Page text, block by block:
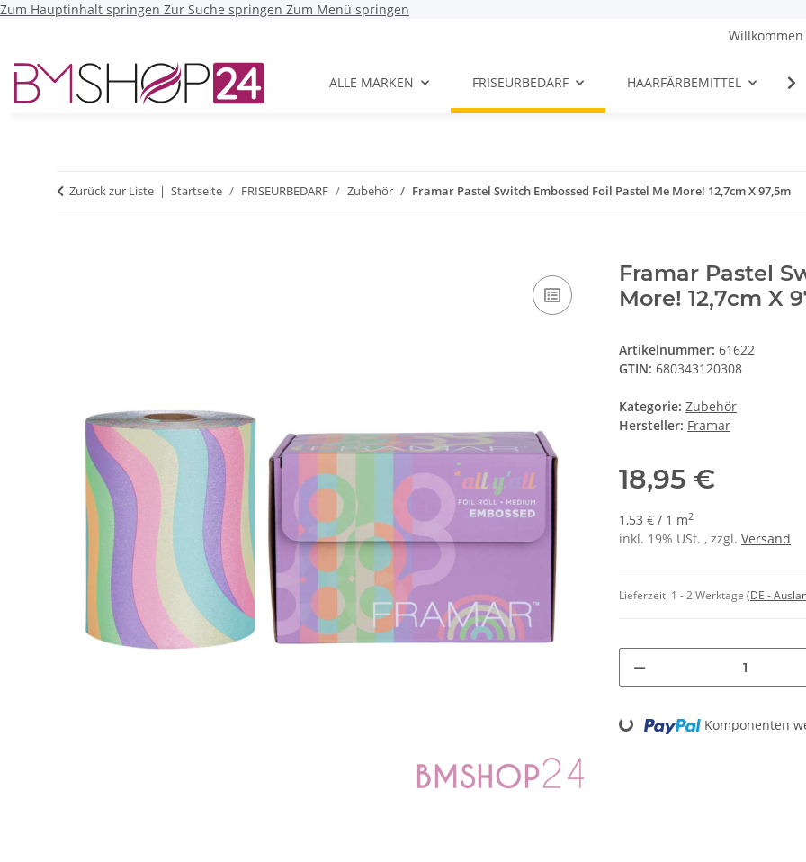
Zum Hauptinhalt springen Zur Suche springen Zum Menü springen
ALLE MARKEN FRISEURBEDARF HAARFÄRBEMITTEL
Zurück zur Liste Startseite FRISEURBEDARF Zubehör Framar Pastel Switch Embossed Foil Pastel Me More! 12,7cm X 97,5m
Framar Pastel
More! 12,7cm X
Artikelnummer: 61622
GTIN: 680343120308
Kategorie: Zubehör
Hersteller: Framar
18,95 €
1,53 € / 1 m2
inkl. 19% USt. , zzgl. Versand
Lieferzeit: 1 - 2 Werktage (DE -
Loading... Komponenten